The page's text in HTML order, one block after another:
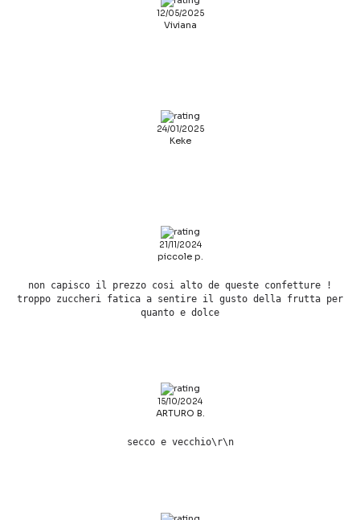
12/05/2025
Viviana
24/01/2025
Keke
21/11/2024
piccole p.
non capisco il prezzo cosi alto de queste confetture !
troppo zuccheri fatica a sentire il gusto della frutta per
quanto e dolce
15/10/2024
ARTURO B.
secco e vecchio\r\n